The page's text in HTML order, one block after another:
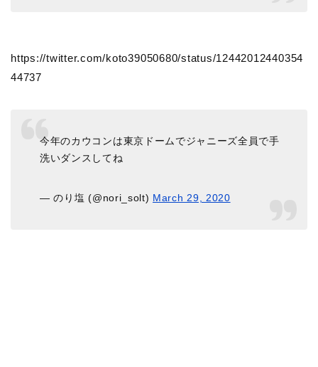
https://twitter.com/koto39050680/status/12442012440354
44737
今年のカウコンは東京ドームでジャニーズ全員で手
洗いダンスしてね
— のり塩 (@nori_solt) March 29, 2020